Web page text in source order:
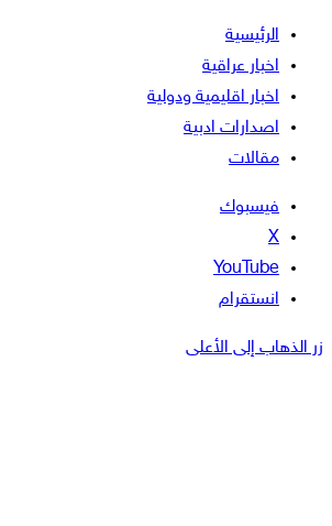
الرئيسية
اخبار عراقية
اخبار اقليمية ودولية
اصدارات ادبية
مقالات
فيسبوك
‫X
‫YouTube
انستقرام
زر الذهاب إلى الأعلى